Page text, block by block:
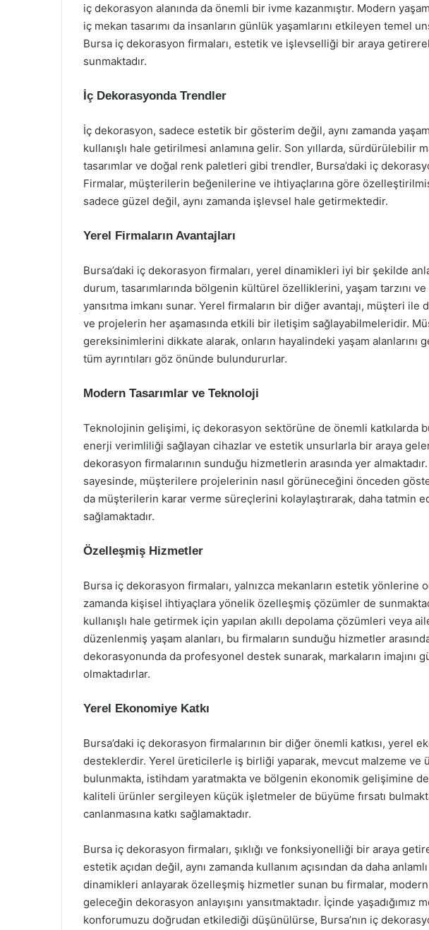
iç dekorasyon alanında da önemli bir ivme kazanmıştır. Modern
iç mekan tasarımı da insanların günlük yaşamlarını etkileyen temel
Bursa iç dekorasyon firmaları, estetik ve işlevselliği bir araya
sunmaktadır.
İç Dekorasyonda Trendler
İç dekorasyon, sadece estetik bir gösterim değil, aynı zamanda
kullanışlı hale getirilmesi anlamına gelir. Son yıllarda, sürdürülebilir
tasarımlar ve doğal renk paletleri gibi trendler, Bursa’daki iç
Firmalar, müşterilerin beğenilerine ve ihtiyaçlarına göre
sadece güzel değil, aynı zamanda işlevsel hale getirmektedir.
Yerel Firmaların Avantajları
Bursa’daki iç dekorasyon firmaları, yerel dinamikleri iyi bir şekilde
durum, tasarımlarında bölgenin kültürel özelliklerini, yaşam tarzını ve
yansıtma imkanı sunar. Yerel firmaların bir diğer avantajı, müşteri ile
ve projelerin her aşamasında etkili bir iletişim sağlayabilmeleridir.
gereksinimlerini dikkate alarak, onların hayalindeki yaşam
tüm ayrıntıları göz önünde bulundururlar.
Modern Tasarımlar ve Teknoloji
Teknolojinin gelişimi, iç dekorasyon sektörüne de önemli katkılarda
enerji verimliliği sağlayan cihazlar ve estetik unsurlarla bir araya
dekorasyon firmalarının sunduğu hizmetlerin arasında yer almaktadır.
sayesinde, müşterilere projelerinin nasıl görüneceğini önceden
da müşterilerin karar verme süreçlerini kolaylaştırarak, daha tatmin
sağlamaktadır.
Özelleşmiş Hizmetler
Bursa iç dekorasyon firmaları, yalnızca mekanların estetik yönlerine
zamanda kişisel ihtiyaçlara yönelik özelleşmiş çözümler de
kullanışlı hale getirmek için yapılan akıllı depolama çözümleri veya
düzenlenmiş yaşam alanları, bu firmaların sunduğu hizmetler
dekorasyonunda da profesyonel destek sunarak, markaların imajını
olmaktadırlar.
Yerel Ekonomiye Katkı
Bursa’daki iç dekorasyon firmalarının bir diğer önemli katkısı, yerel
desteklerdir. Yerel üreticilerle iş birliği yaparak, mevcut malzeme ve
bulunmakta, istihdam yaratmakta ve bölgenin ekonomik gelişimine
kaliteli ürünler sergileyen küçük işletmeler de büyüme fırsatı
canlanmasına katkı sağlamaktadır.
Bursa iç dekorasyon firmaları, şıklığı ve fonksiyonelliği bir araya
estetik açıdan değil, aynı zamanda kullanım açısından da daha
dinamikleri anlayarak özelleşmiş hizmetler sunan bu firmalar,
geleceğin dekorasyon anlayışını yansıtmaktadır. İçinde yaşadığımız
konforumuzu doğrudan etkilediği düşünülürse, Bursa’nın iç